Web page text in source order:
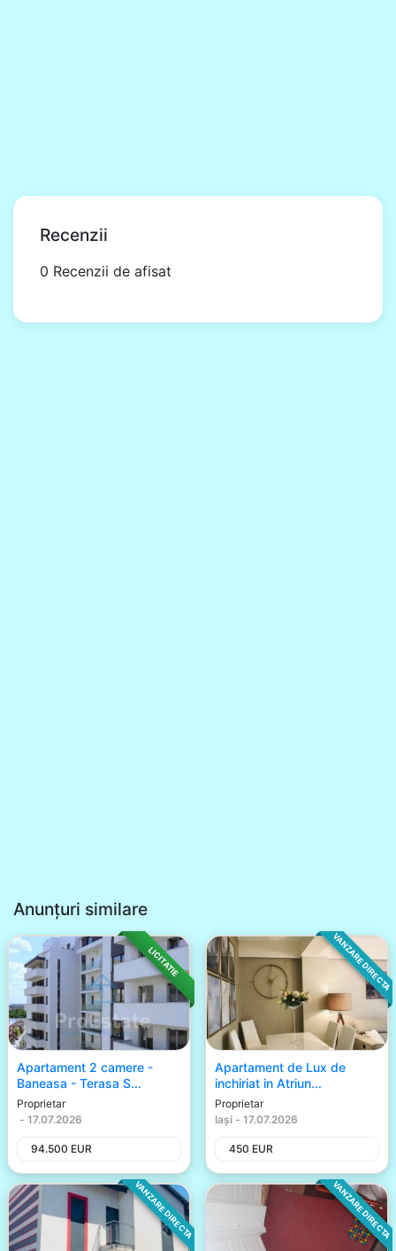
Recenzii
0 Recenzii de afisat
Anunțuri similare
LICITATIE
Apartament 2 camere -
Baneasa - Terasa S...
Proprietar
- 17.07.2026
94.500 EUR
VANZARE DIRECTA
Apartament de Lux de
inchiriat in Atriun...
Proprietar
Iași - 17.07.2026
450 EUR
VANZARE DIRECTA VANZARE DIRECTA